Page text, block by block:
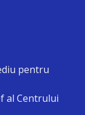
pentru
al Centrului